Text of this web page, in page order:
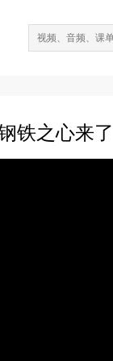
铁之心来